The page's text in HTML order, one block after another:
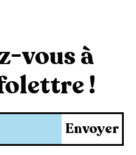
vous à
!
Envoyer